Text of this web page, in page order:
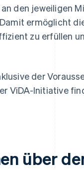
den jeweiligen
ermöglicht
zu erfüllen
der
ViDA-Initiative
über